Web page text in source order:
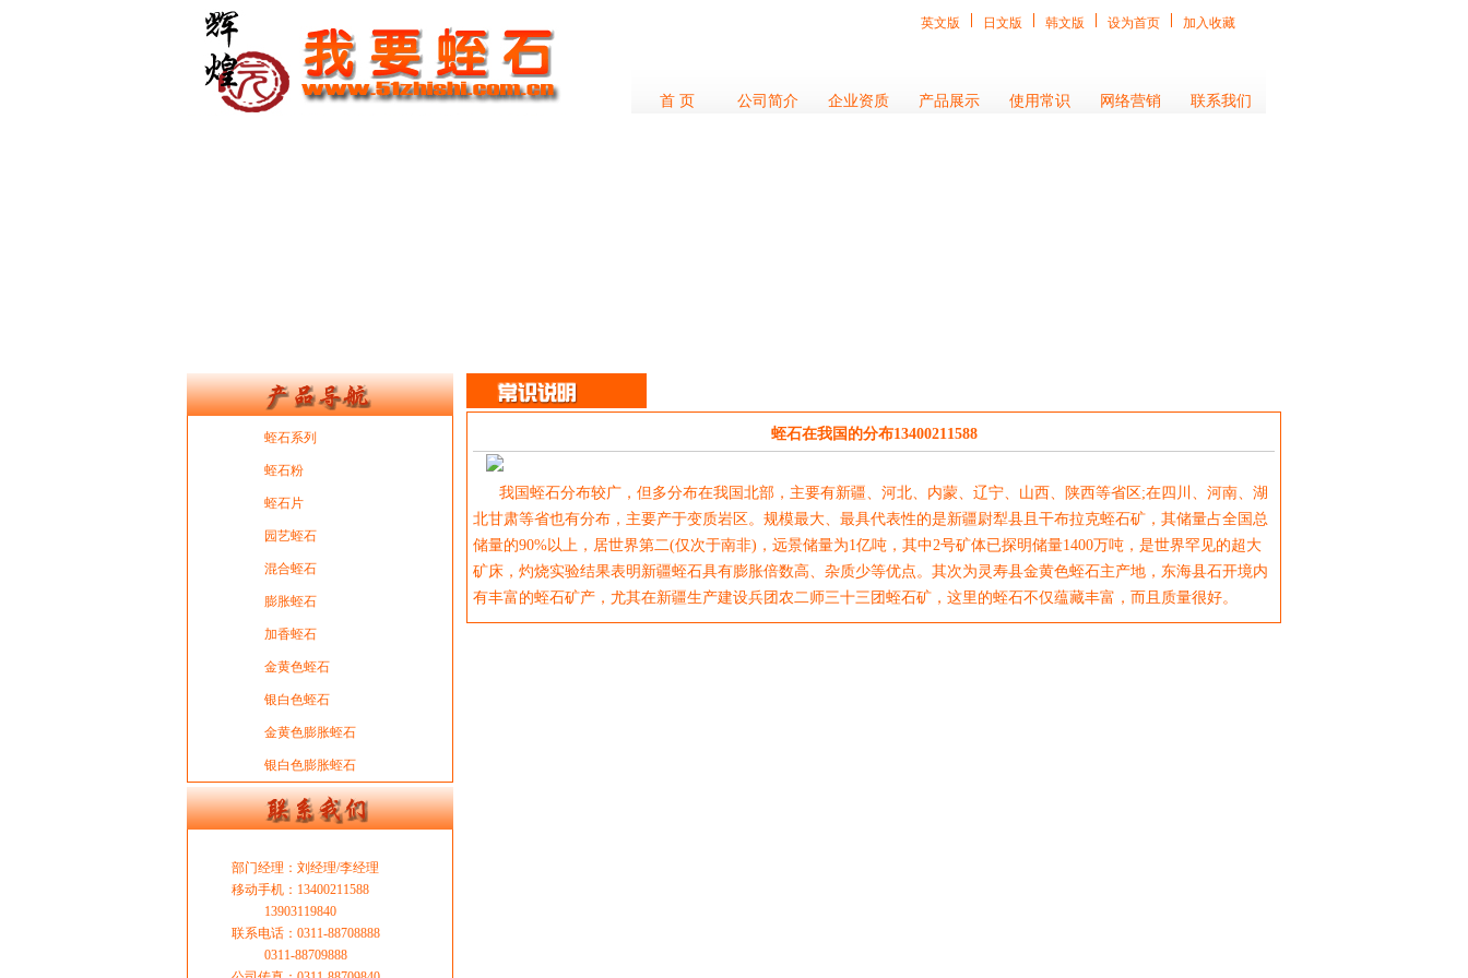
英文版 日文版 韩文版 设为首页 加入收藏
首 页 公司简介 企业资质 产品展示 使用常识 网络营销 联系我们
蛭石系列
蛭石粉
蛭石片
园艺蛭石
混合蛭石
膨胀蛭石
加香蛭石
金黄色蛭石
银白色蛭石
金黄色膨胀蛭石
银白色膨胀蛭石
部门经理：刘经理/李经理
移动手机：13400211588
13903119840
联系电话：0311-88708888
0311-88709888
蛭石在我国的分布13400211588
我国蛭石分布较广，但多分布在我国北部，主要有新疆、河北、内蒙、辽宁、山西、陕西等省区;在四川、河南、湖
北甘肃等省也有分布，主要产于变质岩区。规模最大、最具代表性的是新疆尉犁县且干布拉克蛭石矿，其储量占全国总
储量的90%以上，居世界第二(仅次于南非)，远景储量为1亿吨，其中2号矿体已探明储量1400万吨，是世界罕见的超大
矿床，灼烧实验结果表明新疆蛭石具有膨胀倍数高、杂质少等优点。其次为灵寿县金黄色蛭石主产地，东海县石开境内
有丰富的蛭石矿产，尤其在新疆生产建设兵团农二师三十三团蛭石矿，这里的蛭石不仅蕴藏丰富，而且质量很好。